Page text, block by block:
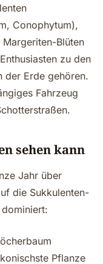
Conophytum),
Blüten
zu den
der Erde gehören.
Fahrzeug
sehen kann
Jahr über
die Sukkulenten-
Pflanze